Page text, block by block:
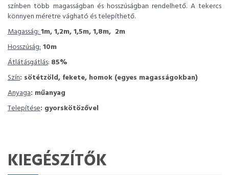
színben több magasságban és hosszúságban rendelhető. A tekercs
könnyen méretre vágható és telepíthető.
Magasság:1m, 1,2m, 1,5m, 1,8m, 2m
Hosszúság:10m
Átlátásgátlás: 85%
Szín: sötétzöld, fekete, homok (egyes magasságokban)
Anyaga: műanyag
Telepítése: gyorskötözővel
KIEGÉSZÍTŐK